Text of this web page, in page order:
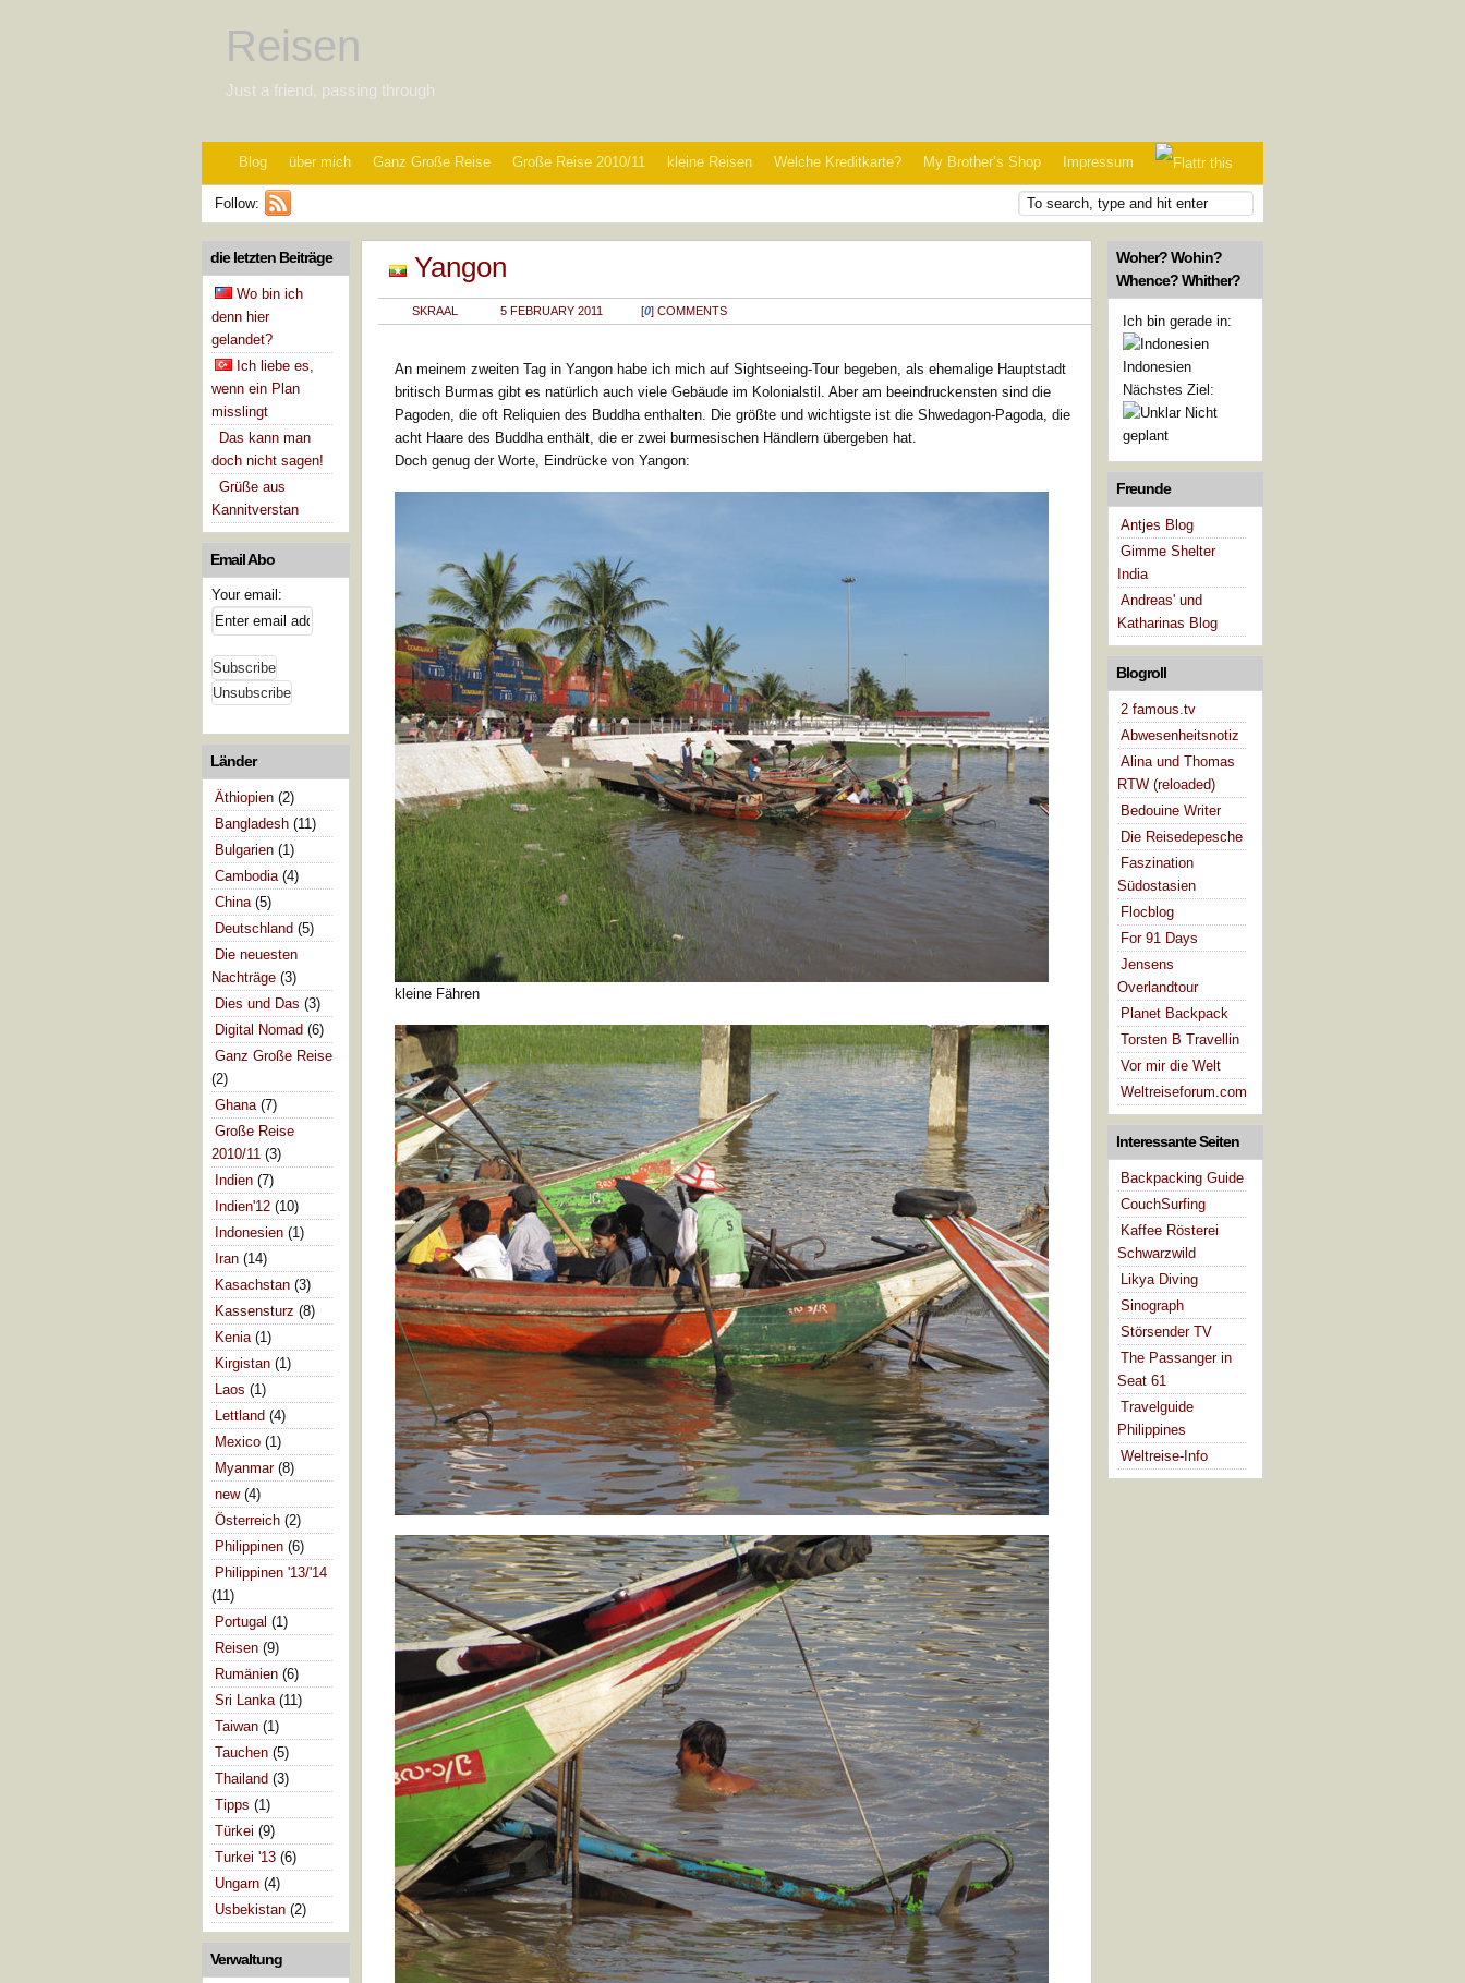
Reisen
Just a friend, passing through
Blog über mich Ganz Große Reise Große Reise 2010/11 kleine Reisen Welche Kreditkarte? My Brother’s Shop Impressum
Follow:
Yangon
SKRAAL 5 FEBRUARY 2011 [0] COMMENTS
An meinem zweiten Tag in Yangon habe ich mich auf Sightseeing-Tour begeben, als ehemalige Hauptstadt
britisch Burmas gibt es natürlich auch viele Gebäude im Kolonialstil. Aber am beeindruckensten sind die
Pagoden, die oft Reliquien des Buddha enthalten. Die größte und wichtigste ist die Shwedagon-Pagoda, die
acht Haare des Buddha enthält, die er zwei burmesischen Händlern übergeben hat.
Doch genug der Worte, Eindrücke von Yangon:
kleine Fähren
Woher? Wohin?
Whence? Whither?
Ich bin gerade in:
Indonesien
Nächstes Ziel:
Nicht
geplant
Freunde
Antjes Blog
Gimme Shelter
India
Andreas' und
Katharinas Blog
Blogroll
2 famous.tv
Abwesenheitsnotiz
Alina und Thomas
RTW (reloaded)
Bedouine Writer
Die Reisedepesche
Faszination
Südostasien
Flocblog
For 91 Days
Jensens
Overlandtour
Planet Backpack
Torsten B Travellin
Vor mir die Welt
Weltreiseforum.com
Interessante Seiten
Backpacking Guide
CouchSurfing
Kaffee Rösterei
Schwarzwild
Likya Diving
Sinograph
Störsender TV
The Passanger in
Seat 61
Travelguide
Philippines
Weltreise-Info
die letzten Beiträge
Wo bin ich
denn hier
gelandet?
Ich liebe es,
wenn ein Plan
misslingt
Das kann man
doch nicht sagen!
Grüße aus
Kannitverstan
Email Abo
Your email:
Länder
Äthiopien (2)
Bangladesh (11)
Bulgarien (1)
Cambodia (4)
China (5)
Deutschland (5)
Die neuesten
Nachträge (3)
Dies und Das (3)
Digital Nomad (6)
Ganz Große Reise
(2)
Ghana (7)
Große Reise
2010/11 (3)
Indien (7)
Indien'12 (10)
Indonesien (1)
Iran (14)
Kasachstan (3)
Kassensturz (8)
Kenia (1)
Kirgistan (1)
Laos (1)
Lettland (4)
Mexico (1)
Myanmar(8)
new(4)
Österreich (2)
Philippinen (6)
Philippinen '13/'14
(11)
Portugal (1)
Reisen (9)
Rumänien (6)
Sri Lanka (11)
Taiwan (1)
Tauchen (5)
Thailand (3)
Tipps (1)
Türkei (9)
Turkei '13 (6)
Ungarn (4)
Usbekistan (2)
Verwaltung